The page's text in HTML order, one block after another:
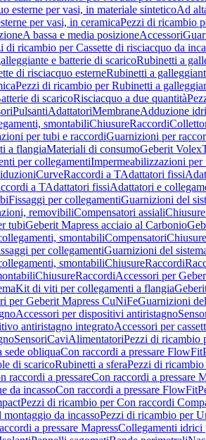
esterne per vasi, in materiale sinteticoAd
per vasi, in ceramicaPezzi di ricambio
A bassa e media posizioneAccessori
di ricambio per Cassette di risciacquo da
e batterie di scaricoRubinetti a
di risciacquo esterneRubinetti a
Pezzi di ricambio per Rubinetti a
di scaricoRisciacquo a due quantità
PulsantiAdattatoriMembraneAdduzione
smontabiliChiusureRaccordi
per tubi e raccordiGuarnizioni per
a flangiaMateriali di consumoGeberit Volex
per collegamentiImpermeabilizzazioni per
CurveRaccordi a TAdattatori fissi
a TAdattatori fissiAdattatori e
Fissaggi per collegamentiGuarnizioni del
removibiliCompensatori assialiChiusure
tubiGeberit Mapress acciaio al Carbonio
smontabiliCompensatoriChiusure
per collegamentiGuarnizioni del
smontabiliChiusureRaccordi
ChiusureRaccordiAccessori per
Kit di viti per collegamenti a flangia
per Geberit Mapress CuNiFeGuarnizioni
Accessori per dispositivi antiristagno
antiristagno integratoAccessori per
SensoriCaviAlimentatoriPezzi di ricambio
sede obliquaCon raccordi a pressare FlowFit
di scaricoRubinetti a sferaPezzi di
raccordi a pressareCon raccordi a pressare
da incassoCon raccordi a pressare FlowFit
Pezzi di ricambio per Con raccordi
da incassoPezzi di ricambio per
a pressare MapressCollegamenti idrici